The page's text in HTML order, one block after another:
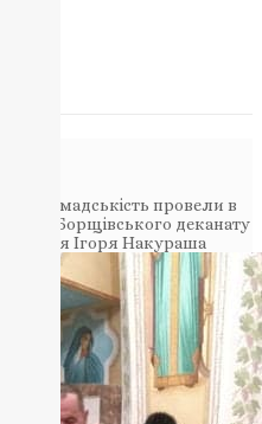
та громадськість провели в
Борщівського деканату
Ігоря Накураша